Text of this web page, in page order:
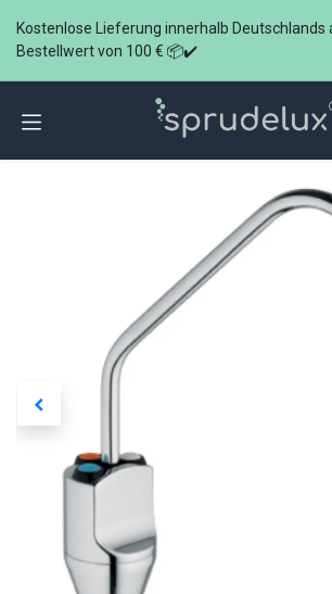
Kostenlose Lieferung innerhalb Deutschlands
Bestellwert von 100 € 📦✔️